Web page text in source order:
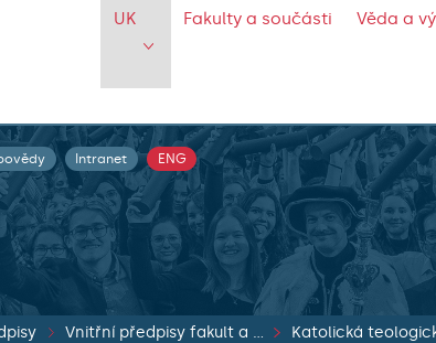
UK Fakulty a součásti Věda a
Intranet ENG
Vnitřní předpisy fakult a součástí Katolická